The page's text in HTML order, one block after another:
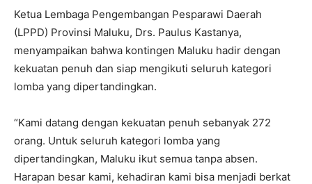
Ketua Lembaga Pengembangan Pesparawi Daerah
(LPPD) Provinsi Maluku, Drs. Paulus Kastanya,
menyampaikan bahwa kontingen Maluku hadir dengan
kekuatan penuh dan siap mengikuti seluruh kategori
lomba yang dipertandingkan.
“Kami datang dengan kekuatan penuh sebanyak 272
orang. Untuk seluruh kategori lomba yang
dipertandingkan, Maluku ikut semua tanpa absen.
Harapan besar kami, kehadiran kami bisa menjadi berkat